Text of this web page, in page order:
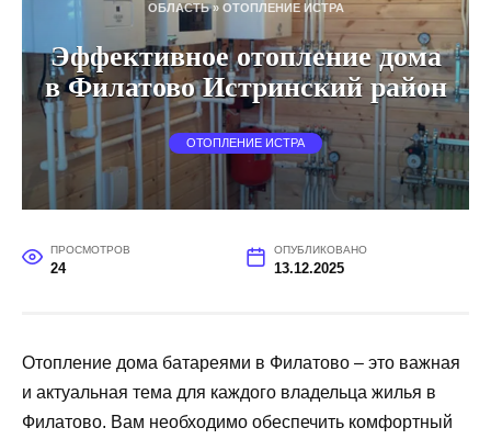
ОБЛАСТЬ» ОТОПЛЕНИЕ ИСТРА
Эффективное отопление дома
в Филатово Истринский район
ОТОПЛЕНИЕ ИСТРА
ПРОСМОТРОВ
24
ОПУБЛИКОВАНО
13.12.2025
Отопление дома батареями в Филатово – это важная
и актуальная тема для каждого владельца жилья в
Филатово. Вам необходимо обеспечить комфортный